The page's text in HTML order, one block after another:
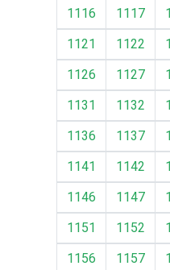
1116
1117
1121
1122
1126
1127
1131
1132
1136
1137
1141
1142
1146
1147
1151
1152
1156
1157